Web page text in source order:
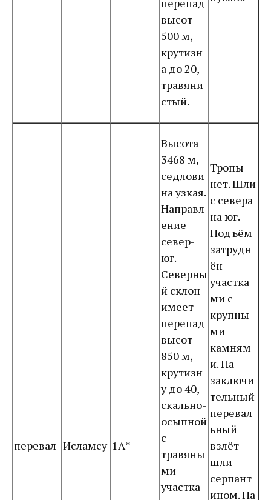
перепад
высот
500 м,
крутизн
а до 20,
травяни
стый.
перевал Исламсу 1А*
Высота
3468 м,
седлови
на узкая.
Направл
ение
север-
юг.
Северны
й склон
имеет
перепад
высот
850 м,
крутизн
у до 40,
скально-
осыпной
с
травяны
ми
участка
Тропы
нет. Шли
с севера
на юг.
Подъём
затрудн
ён
участка
ми с
крупны
ми
камням
и. На
заключи
тельный
перевал
ьный
взлёт
шли
серпант
ином. На